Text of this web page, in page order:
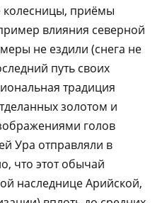
колесницы, приёмы
влияния северной
не ездили (снега не
путь своих
традиция
золотом и
голов
Ура отправляли в
что этот обычай
наследнице Арийской,